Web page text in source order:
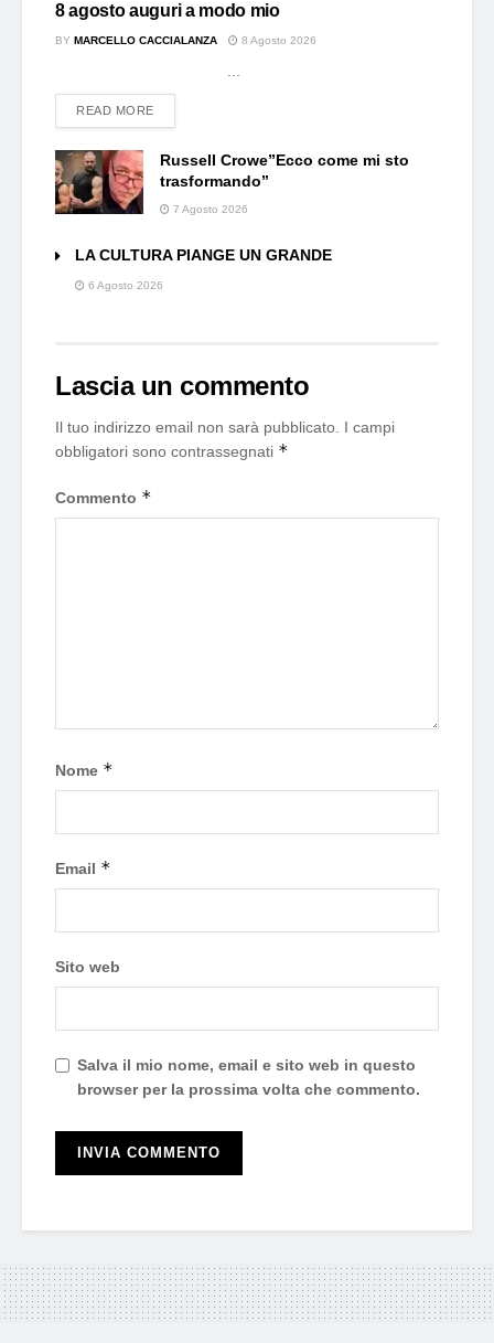
8 agosto auguri a modo mio
BY MARCELLO CACCIALANZA 8 Agosto 2026
...
READ MOREDETAILS
Russell Crowe”Ecco come mi sto
trasformando”
7 Agosto 2026
LA CULTURA PIANGE UN GRANDE
6 Agosto 2026
Lascia un commento
Il tuo indirizzo email non sarà pubblicato. I campi
obbligatori sono contrassegnati *
Commento *
Nome *
Email *
Sito web
Salva il mio nome, email e sito web in questo
browser per la prossima volta che commento.